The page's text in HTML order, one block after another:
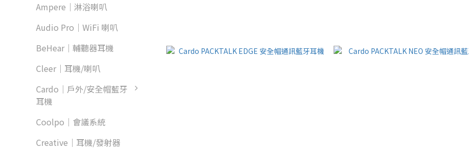
Ampere｜淋浴喇叭
Audio Pro｜WiFi 喇叭
BeHear｜輔聽器耳機
Cleer｜耳機/喇叭
Cardo｜戶外/安全帽藍牙
耳機
Coolpo｜會議系統
Creative｜耳機/發射器